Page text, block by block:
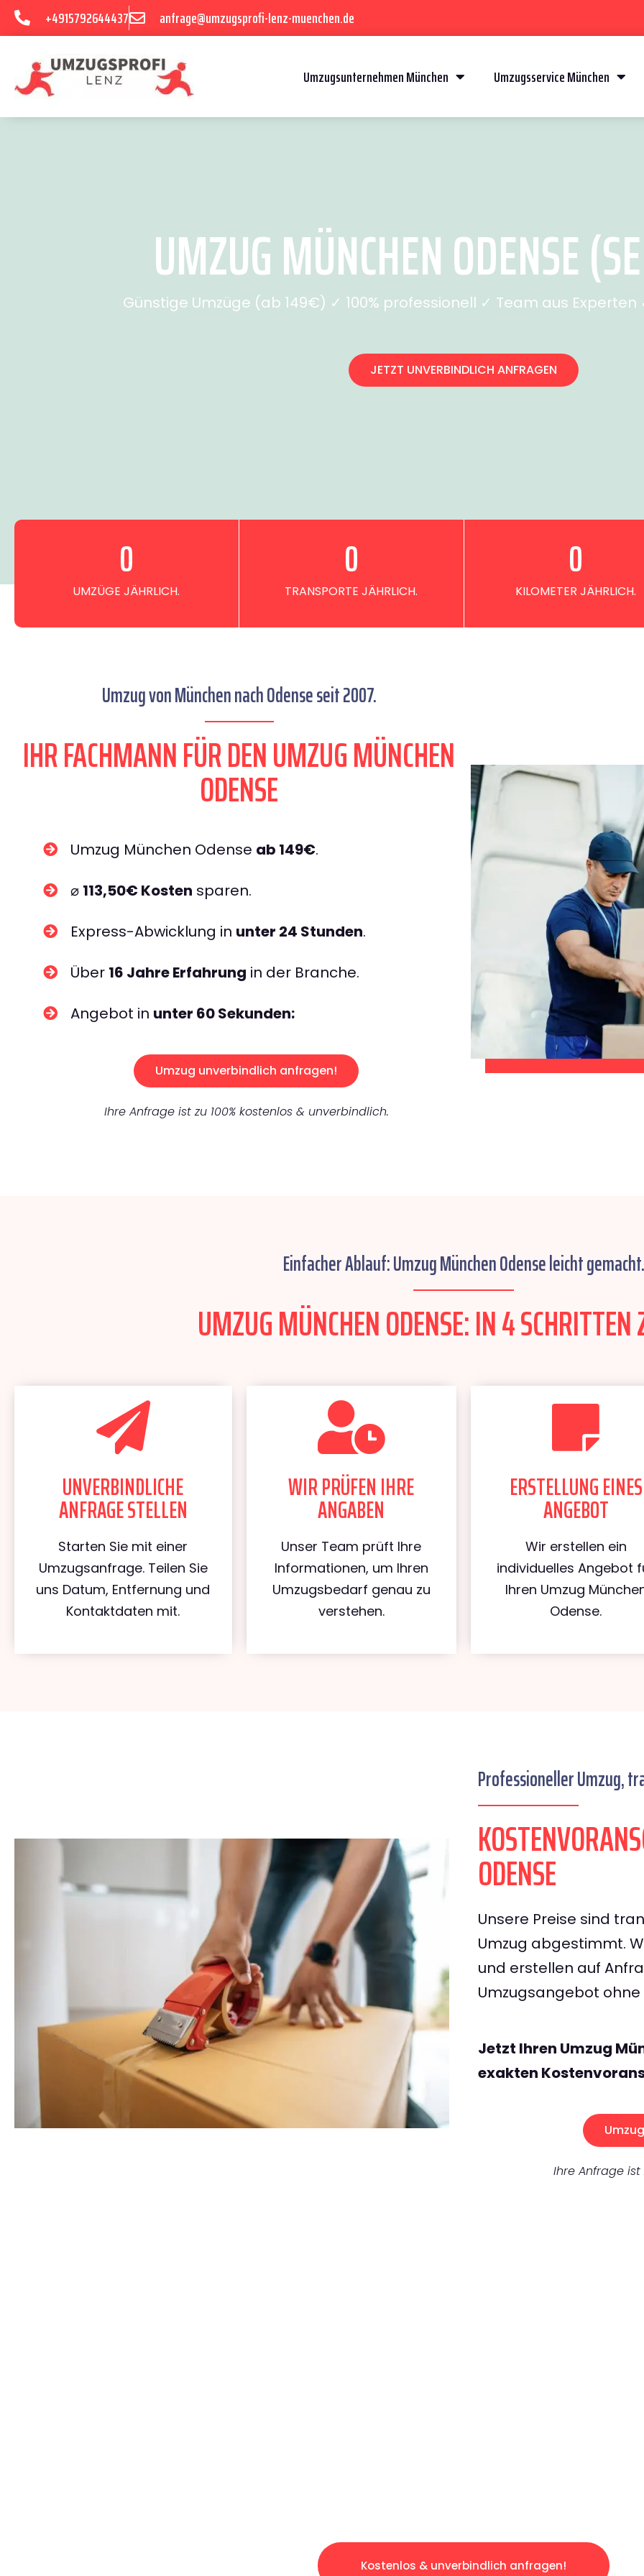
+4915792644437 anfrage@umzugsprofi-lenz-muenchen.de
Umzugsunternehmen München Umzugsservice München
UMZUG MÜNCHEN ODENSE
Günstige Umzüge (ab 149€) ✓ 100% professionell ✓ Team aus
JETZT UNVERBINDLICH ANFRAGEN
UMZÜGE JÄHRLICH.
0
TRANSPORTE JÄHRLICH.
0
KILOMETER JÄHRLICH.
0
Umzug von München nach Odense seit 2007.
IHR FACHMANN FÜR DEN UMZUG MÜNCHEN
ODENSE
Umzug München Odense ab 149€.
⌀ 113,50€ Kosten sparen.
Express-Abwicklung in unter 24 Stunden.
Über 16 Jahre Erfahrung in der Branche.
Angebot in unter 60 Sekunden:
Umzug unverbindlich anfragen!
Ihre Anfrage ist zu 100% kostenlos & unverbindlich.
Einfacher Ablauf: Umzug München Odense leicht gemacht.
UMZUG MÜNCHEN ODENSE: IN 4
UNVERBINDLICHE
ANFRAGE STELLEN
Starten Sie mit einer
Umzugsanfrage. Teilen Sie
uns Datum, Entfernung und
Kontaktdaten mit.
WIR PRÜFEN IHRE
ANGABEN
Unser Team prüft Ihre
Informationen, um Ihren
Umzugsbedarf genau zu
verstehen.
ERSTELLUNG EINES
ANGEBOT
Wir erstellen ein
individuelles Angebot
Ihren Umzug
Odense.
Professioneller Umzug,
ODENSE
Unsere Preise sind
Umzug abgestimmt.
und erstellen auf
Umzugsangebot
Jetzt Ihren Umzug
exakten
Ihre Anfrage ist
Kostenlos & unverbindlich anfragen!